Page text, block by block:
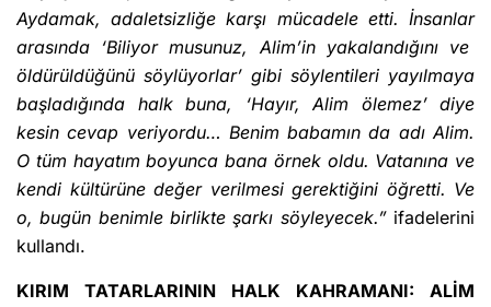
Aydamak, adaletsizliğe karşı mücadele etti. İnsanlar
arasında ‘Biliyor musunuz, Alim’in yakalandığını ve
öldürüldüğünü söylüyorlar’ gibi söylentileri yayılmaya
başladığında halk buna, ‘Hayır, Alim ölemez’ diye
kesin cevap veriyordu… Benim babamın da adı Alim.
O tüm hayatım boyunca bana örnek oldu. Vatanına ve
kendi kültürüne değer verilmesi gerektiğini öğretti. Ve
o, bugün benimle birlikte şarkı söyleyecek.”ifadelerini
kullandı.
KIRIM TATARLARININ HALK KAHRAMANI: ALİM